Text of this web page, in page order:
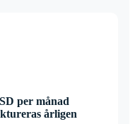
per månad
årligen